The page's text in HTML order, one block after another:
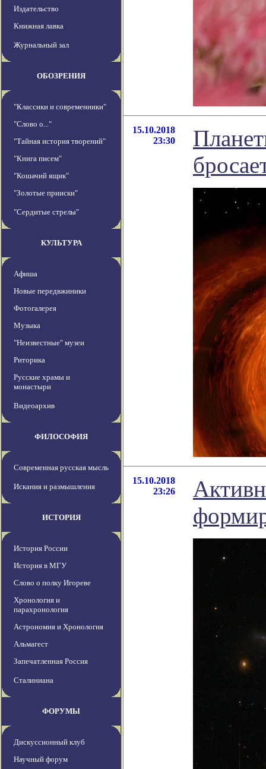
Издательство
Книжная лавка
Журнальный зал
ОБОЗРЕНИЯ
"Классики и современники"
"Слово о..."
"Тайная история творений"
"Книга писем"
"Кошачий ящик"
"Золотые прииски"
"Сердитые стрелы"
КУЛЬТУРА
Афиша
Новые передвжиники
Фотогалерея
Музыка
"Неизвестные" музеи
Риторика
Русские храмы и
монастыри
Видеоархив
ФИЛОСОФИЯ
Современная русская мысль
Искания и размышления
ИСТОРИЯ
История России
История в МГУ
Слово о полку Игореве
Хронология и
парахронология
Астрономия и Хронология
Альмагест
Запечатленная Россия
Сталиниана
ФОРУМЫ
Дискуссионный клуб
Научный форум
15.10.2018
23:30
15.10.2018
23:26